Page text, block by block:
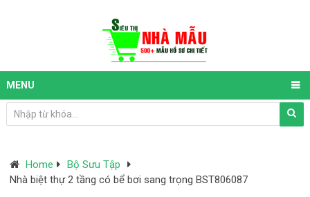
MENU
Home
Bộ Sưu Tập
Nhà biệt thự 2 tầng có bể bơi sang trọng BST806087